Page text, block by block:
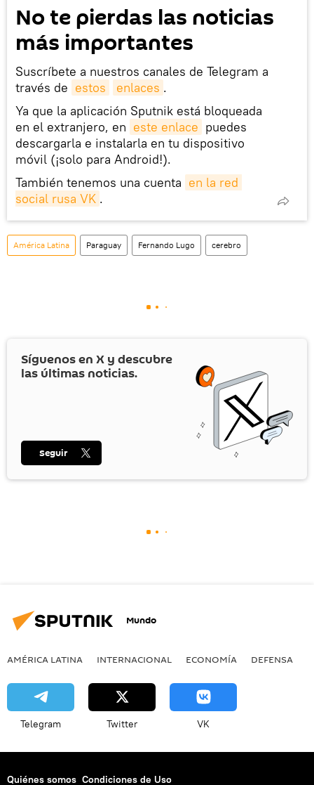
No te pierdas las noticias
más importantes
Suscríbete a nuestros canales de Telegram a
través de estos enlaces .
Ya que la aplicación Sputnik está bloqueada
en el extranjero, en este enlace puedes
descargarla e instalarla en tu dispositivo
móvil (¡solo para Android!).
También tenemos una cuenta en la red
social rusa VK .
América Latina Paraguay Fernando Lugo cerebro
Síguenos en X y descubre
las últimas noticias.
Seguir
Mundo
AMÉRICA LATINA INTERNACIONAL ECONOMÍA DEFENSA
Telegram Twitter VK
Quiénes somos Condiciones de Uso